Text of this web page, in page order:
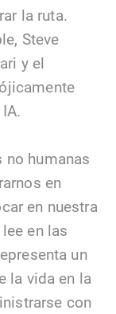
la ruta.
Steve
y el
no humanas
en
en nuestra
en las
un
la vida en la
con